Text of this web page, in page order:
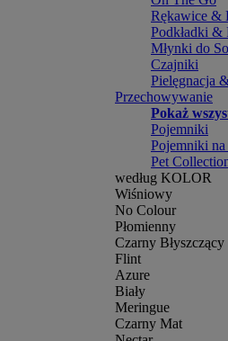
Rękawice &
Podkładki &
Młynki do
Czajniki
Pielęgnacja
Przechowywanie
Pokaż
Pojemniki
Pojemniki
Pet
według KOLOR
Wiśniowy
No Colour
Płomienny
Czarny Błyszczący
Flint
Azure
Biały
Meringue
Czarny Mat